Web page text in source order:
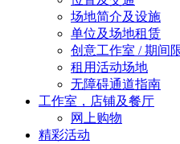
场地简介及设施
单位及场地租赁
创意工作室 / 期间
租用活动场地
无障碍通道指南
工作室，店铺及餐厅
网上购物
精彩活动